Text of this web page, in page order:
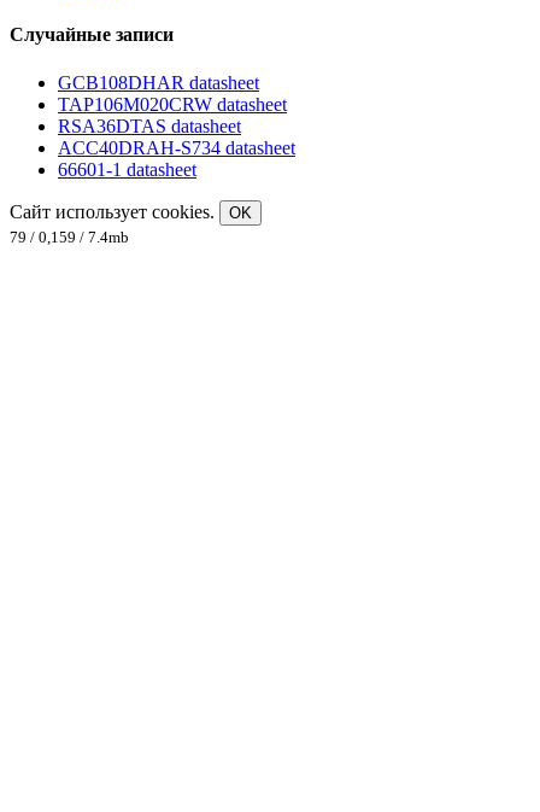
Случайные записи
GCB108DHAR datasheet
TAP106M020CRW datasheet
RSA36DTAS datasheet
ACC40DRAH-S734 datasheet
66601-1 datasheet
Сайт использует cookies.
OK
79 / 0,159 / 7.4mb